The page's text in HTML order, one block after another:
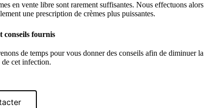
en vente libre sont rarement suffisantes. Nous effectuons alors
une prescription de crèmes plus puissantes.
conseils fournis
de temps pour vous donner des conseils afin de diminuer la
cet infection.